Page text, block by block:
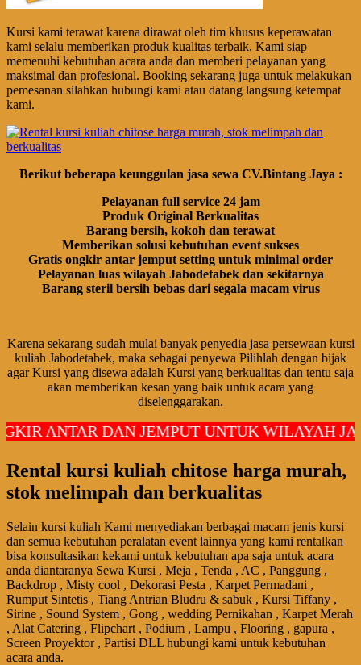
Kursi kami terawat karena dirawat oleh tim khusus keperawatan
kami selalu memberikan produk kualitas terbaik. Kami siap
memenuhi kebutuhan acara anda dan memberi pelayanan yang
maksimal dan profesional. Booking sekarang juga untuk melakukan
pemesanan silahkan hubungi kami atau datang langsung ketempat
kami.
Berikut beberapa keunggulan jasa sewa CV.Bintang Jaya :
Pelayanan full service 24 jam
Produk Original Berkualitas
Barang bersih, kokoh dan terawat
Memberikan solusi kebutuhan event sukses
Gratis ongkir antar jemput setting untuk minimal order
Pelayanan luas wilayah Jabodetabek dan sekitarnya
Barang steril bersih bebas dari segala macam virus
Karena sekarang sudah mulai banyak penyedia jasa persewaan kursi
kuliah Jabodetabek, maka sebagai penyewa Pilihlah dengan bijak
agar Kursi yang disewa adalah Kursi yang berkualitas dan tentu saja
akan memberikan kesan yang baik untuk acara yang
diselenggarakan.
ANTAR DAN JEMPUT UNTUK WILAYAH
Rental kursi kuliah chitose harga murah,
stok melimpah dan berkualitas
Selain kursi kuliah Kami menyediakan berbagai macam jenis kursi
dan semua kebutuhan peralatan event lainnya yang kami rentalkan
bisa konsultasikan kekami untuk kebutuhan apa saja untuk acara
anda diantaranya Sewa Kursi , Meja , Tenda , AC , Panggung ,
Backdrop , Misty cool , Dekorasi Pesta , Karpet Permadani ,
Rumput Sintetis , Tiang Antrian Bludru & sabuk , Kursi Tiffany ,
Sirine , Sound System , Gong , wedding Pernikahan , Karpet Merah
, Alat Catering , Flipchart , Podium , Lampu , Flooring , gapura ,
Screen Proyektor , Partisi DLL hubungi kami untuk kebutuhan
acara anda.